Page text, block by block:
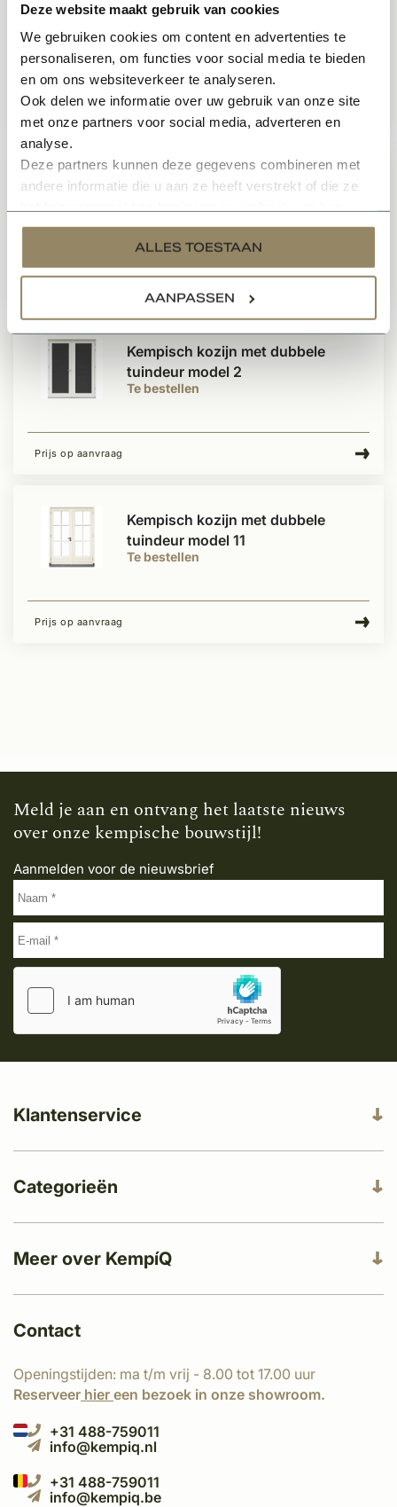
Deze website maakt gebruik van cookies
We gebruiken cookies om content en advertenties te
personaliseren, om functies voor social media te bieden
en om ons websiteverkeer te analyseren.
Ook delen we informatie over uw gebruik van onze site
met onze partners voor social media, adverteren en
analyse.
Deze partners kunnen deze gegevens combineren met
andere informatie die u aan ze heeft verstrekt of die ze
services.
ALLES TOESTAAN
AANPASSEN
Te bestellen
Kempisch kozijn met dubbele
tuindeur model 1
Prijs op aanvraag
Kempisch kozijn met dubbele
Te bestellen
Kempisch kozijn met dubbele
tuindeur model 2
Prijs op aanvraag
Te bestellen
Kempisch kozijn met dubbele
tuindeur model 11
Prijs op aanvraag
Meld je aan en ontvang het laatste nieuws
over onze kempische bouwstijl!
Aanmelden voor de nieuwsbrief
Meer over KempíQ
Klantenservice
Categorieën
Contact
Openingstijden: ma t/m vrij - 8.00 tot 17.00 uur
Reserveer hier een bezoek in onze showroom.
+31 488-759011
info@kempiq.nl
+31 488-759011
info@kempiq.be